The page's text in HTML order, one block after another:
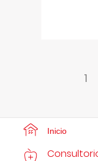
1
Inicio